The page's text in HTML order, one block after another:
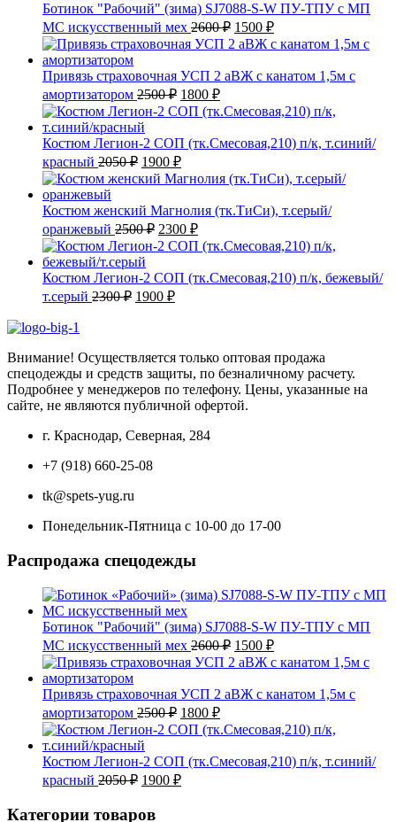
Ботинок "Рабочий" (зима) SJ7088-S-W ПУ-ТПУ с МП
МС искусственный мех 2600₽ Первоначальная
цена
составляла
2600 ₽.
1500 ₽Текущая
цена:
Привязь страховочная УСП 2 аВЖ с канатом 1,5м с
амортизатором 2500₽ Первоначальная
цена
составляла
2500 ₽.
1800 ₽Текущая
цена:
Костюм Легион-2 СОП (тк.Смесовая,210) п/к, т.синий/
красный 2050₽ Первоначальная
цена
составляла
2050 ₽.
1900 ₽Текущая
цена:
Костюм женский Магнолия (тк.ТиСи), т.серый/
оранжевый 2500₽ Первоначальная
цена
составляла
2500 ₽.
2300 ₽Текущая
цена:
Костюм Легион-2 СОП (тк.Смесовая,210) п/к, бежевый/
т.серый 2300₽ Первоначальная
1900 ₽Текущая
Внимание! Осуществляется только оптовая продажа
спецодежды и средств защиты, по безналичному расчету.
Подробнее у менеджеров по телефону. Цены, указанные на
сайте, не являются публичной офертой.
г. Краснодар, Северная, 284
+7 (918) 660-25-08
tk@spets-yug.ru
Понедельник-Пятница с 10-00 до 17-00
Распродажа спецодежды
Ботинок "Рабочий" (зима) SJ7088-S-W ПУ-ТПУ с МП
МС искусственный мех 2600₽ Первоначальная
цена
составляла
2600 ₽.
1500 ₽Текущая
цена:
Привязь страховочная УСП 2 аВЖ с канатом 1,5м с
амортизатором 2500₽ Первоначальная
цена
составляла
2500 ₽.
1800 ₽Текущая
цена:
Костюм Легион-2 СОП (тк.Смесовая,210) п/к, т.синий/
красный 2050₽ Первоначальная
1900 ₽Текущая
Категории товаров